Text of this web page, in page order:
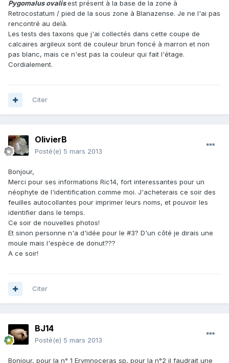
Pygomalusovalisest présent à la base de la zone à
Retrocostatum / pied de la sous zone à Blanazense. Je ne l'ai pas
rencontré au delà.
Les tests des taxons que j'ai collectés dans cette coupe de
calcaires argileux sont de couleur brun foncé à marron et non
pas blanc, mais ce n'est pas la couleur qui fait l'étage.
Cordialement.
Citer
OlivierB
Posté(e) 5 mars 2013
Bonjour,
Merci pour ses informations Ric14, fort interessantes pour un
néophyte de l'identification comme moi. J'acheterais ce soir des
feuilles autocollantes pour imprimer leurs noms, et pouvoir les
identifier dans le temps.
Ce soir de nouvelles photos!
Et sinon personne n'a d'idée pour le #3? D'un côté je dirais une
moule mais l'espèce de donut???
A ce soir!
Citer
BJ14
Posté(e) 5 mars 2013
Bonjour, pour la n° 1 Erymnoceras sp, pour la n°2 il faudrait une